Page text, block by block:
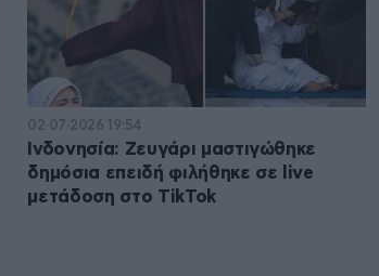
02·07·2026 19:54
Ινδονησία: Ζευγάρι μαστιγώθηκε
δημόσια επειδή φιλήθηκε σε live
μετάδοση στο TikTok